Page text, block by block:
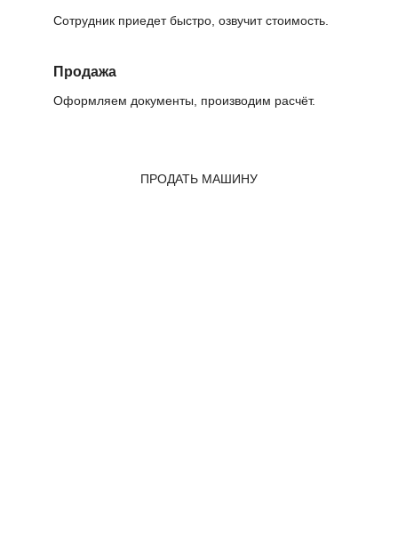
Сотрудник приедет быстро, озвучит стоимость.
Продажа
Оформляем документы, производим расчёт.
ПРОДАТЬ МАШИНУ